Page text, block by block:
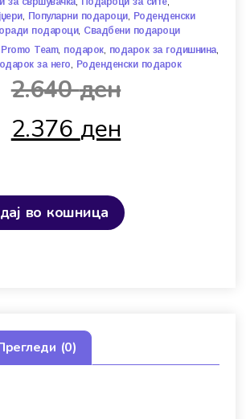
, Популарни подароци, Роденденски
подароци, Свадбени подароци
Promo Team, подарок, подарок за годишнина,
за него, Роденденски подарок
2.640ден
2.376 ден
во кошница
(0)